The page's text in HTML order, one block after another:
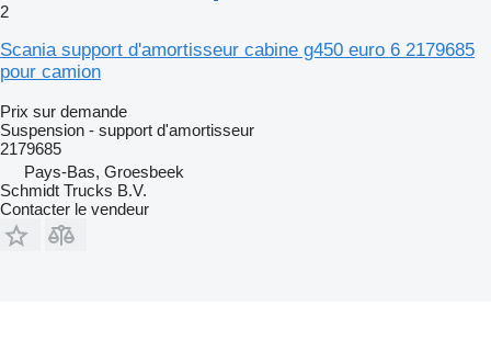
2
Scania support d'amortisseur cabine g450 euro 6 2179685
pour camion
Prix sur demande
Suspension - support d'amortisseur
2179685
Pays-Bas, Groesbeek
Schmidt Trucks B.V.
Contacter le vendeur